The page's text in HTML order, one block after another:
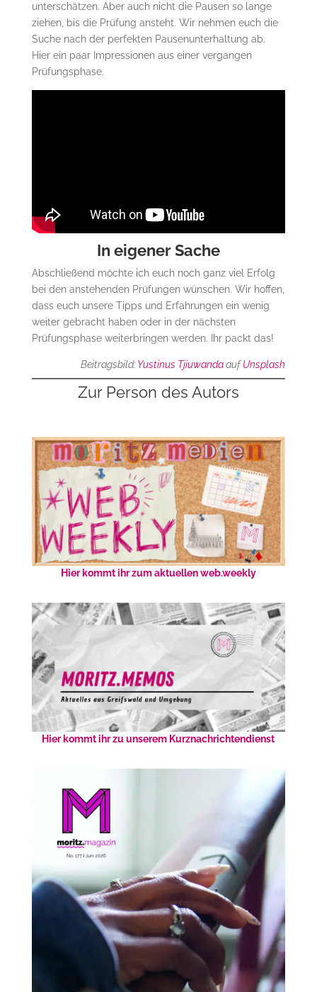
unterschätzen. Aber auch nicht die Pausen so lange
ziehen, bis die Prüfung ansteht. Wir nehmen euch die
Suche nach der perfekten Pausenunterhaltung ab.
Hier ein paar Impressionen aus einer vergangen
Prüfungsphase.
In eigener Sache
Abschließend möchte ich euch noch ganz viel Erfolg
bei den anstehenden Prüfungen wünschen. Wir hoffen,
dass euch unsere Tipps und Erfahrungen ein wenig
weiter gebracht haben oder in der nächsten
Prüfungsphase weiterbringen werden. Ihr packt das!
Beitragsbild:Yustinus TjiuwandaaufUnsplash
Zur Person des Autors
Hier kommt ihr zum aktuellen web.weekly
Hier kommt ihr zu unserem Kurznachrichtendienst